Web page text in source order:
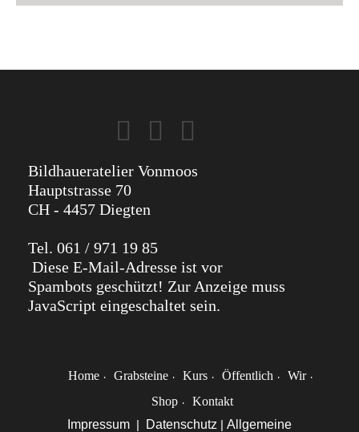
Bildhaueratelier Vonmoos
Hauptstrasse 70
CH - 4457 Diegten
Tel. 061 / 971 19 85
Diese E-Mail-Adresse ist vor
Spambots geschützt! Zur Anzeige muss
JavaScript eingeschaltet sein.
Home Grabsteine Kurs Öffentlich
Wir
Shop
Kontakt
Impressum | Datenschutz | Allgemeine